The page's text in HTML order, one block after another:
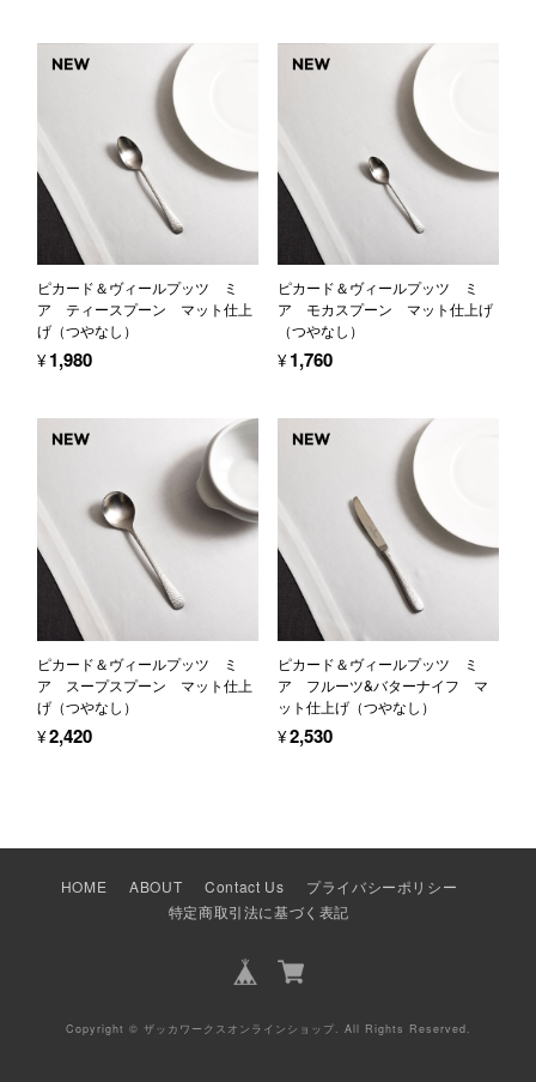
ピカード＆ヴィールプッツ ミ
ア ティースプーン マット仕上
げ（つやなし）
¥1,980
ピカード＆ヴィールプッツ ミ
ア モカスプーン マット仕上げ
（つやなし）
¥1,760
ピカード＆ヴィールプッツ ミ
ア スープスプーン マット仕上
げ（つやなし）
¥2,420
ピカード＆ヴィールプッツ ミ
ア フルーツ&バターナイフ マ
ット仕上げ（つやなし）
¥2,530
HOME ABOUT Contact Us
プライバシーポリシー
特定商取引法に基づく表記
Copyright © ザッカワークスオンラインショップ. All Rights Reserved.